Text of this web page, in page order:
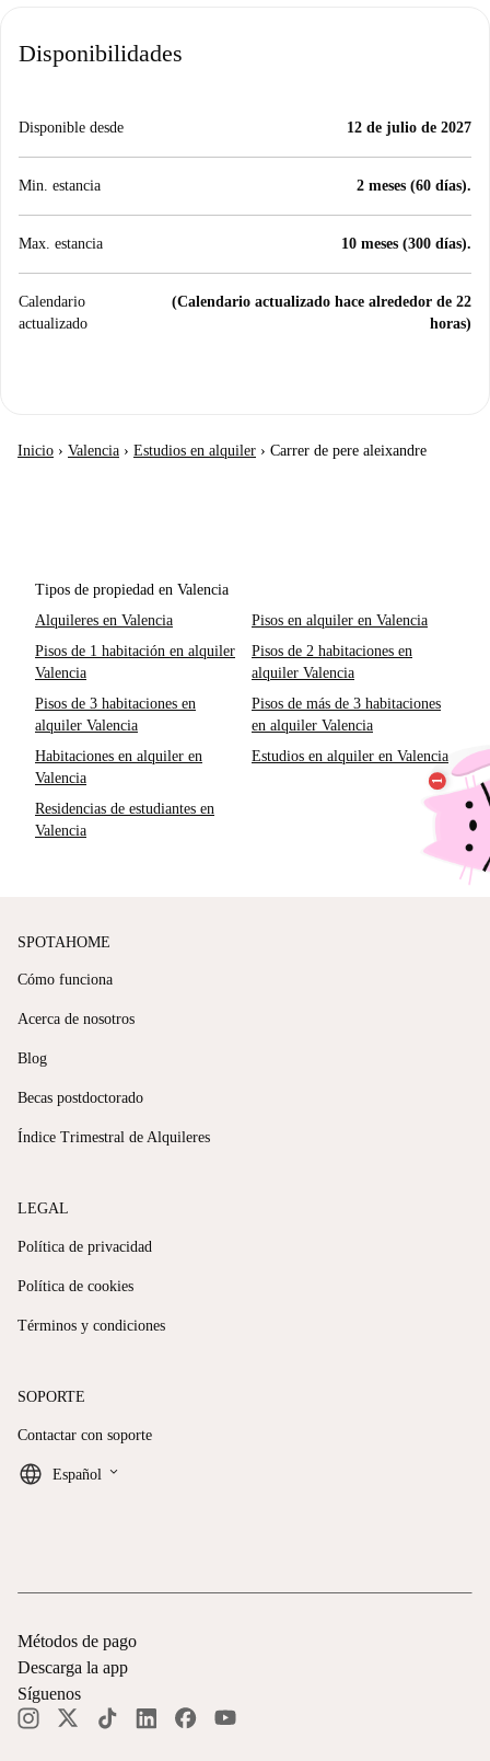
Disponibilidades
Disponible desde 12 de julio de 2027
Min. estancia 2 meses (60 días).
Max. estancia 10 meses (300 días).
Calendario
actualizado
(Calendario actualizado hace alrededor de 22
horas)
Inicio › Valencia › Estudios en alquiler › Carrer de pere aleixandre
Tipos de propiedad en Valencia
Alquileres en Valencia
Pisos en alquiler en Valencia
Pisos de 1 habitación en alquiler
Valencia
Pisos de 2 habitaciones en
alquiler Valencia
Pisos de 3 habitaciones en
alquiler Valencia
Pisos de más de 3 habitaciones
en alquiler Valencia
Habitaciones en alquiler en
Valencia
Estudios en alquiler en Valencia
Residencias de estudiantes en
Valencia
SPOTAHOME
Cómo funciona
Acerca de nosotros
Blog
Becas postdoctorado
Índice Trimestral de Alquileres
LEGAL
Política de privacidad
Política de cookies
Términos y condiciones
SOPORTE
Contactar con soporte
Español keyboard_arrow_down
Métodos de pago
Descarga la app
Síguenos